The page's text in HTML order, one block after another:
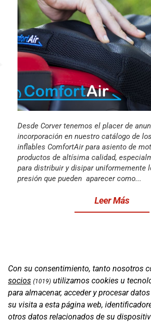
Desde Corver tenemos el placer de
incorporación en nuestro catálogo de
inflables ComfortAir para asiento de
productos de altísima calidad,
para distribuir y disipar uniformemente
presión que pueden aparecer como...
Leer Más
Con su consentimiento, tanto nosotros
socios (1019) utilizamos cookies u
para almacenar, acceder y procesar
su visita a esta página web,
otros datos relacionados de su